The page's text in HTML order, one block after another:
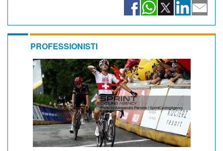
PROFESSIONISTI